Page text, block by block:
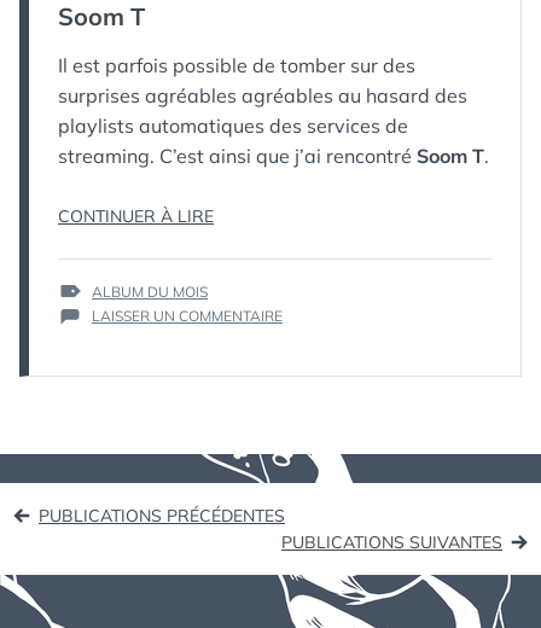
Soom T
Il est parfois possible de tomber sur des
surprises agréables agréables au hasard des
playlists automatiques des services de
streaming. C’est ainsi que j’ai rencontré Soom T.
CONTINUER À LIRE« SOOM
ÉTIQUETTES :
ALBUM DU MOIS
LAISSER UN COMMENTAIRESUR
Navigation
articles
PUBLICATIONS PRÉCÉDENTES
PUBLICATIONS SUIVANTES